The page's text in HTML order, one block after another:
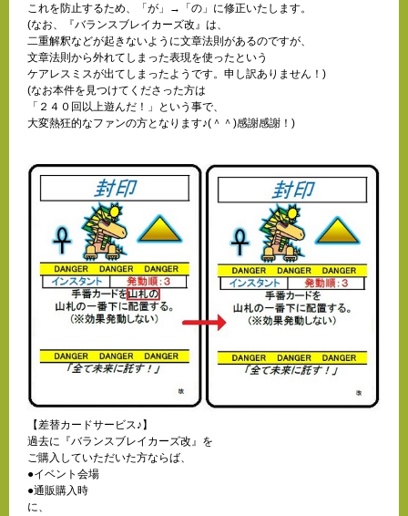
これを防止するため、「が」→「の」に修正いたします。
(なお、『バランスブレイカーズ改』は、
二重解釈などが起きないように文章法則があるのですが、
文章法則から外れてしまった表現を使ったという
ケアレスミスが出てしまったようです。申し訳ありません！)
(なお本件を見つけてくださった方は
「２４０回以上遊んだ！」という事で、
大変熱狂的なファンの方となります♪(＾＾)感謝感謝！)
【差替カードサービス♪】
過去に『バランスブレイカーズ改』を
ご購入していただいた方ならば、
●イベント会場
●通販購入時
に、